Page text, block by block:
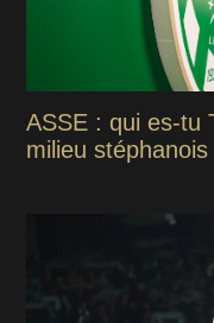
ASSE : qui es-tu
milieu stéphanois